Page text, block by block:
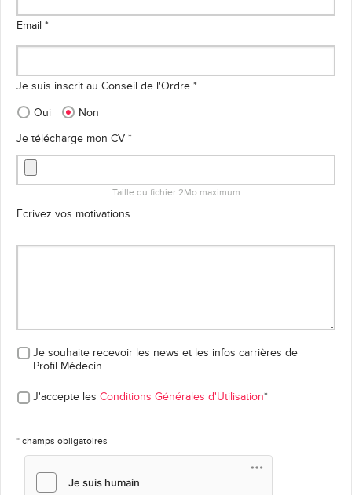
Email *
Je suis inscrit au Conseil de l'Ordre *
Oui
Non
Je télécharge mon CV *
Taille du fichier 2Mo maximum
Ecrivez vos motivations
Je souhaite recevoir les news et les infos carrières de
Profil Médecin
J'accepte les Conditions Générales d'Utilisation*
* champs obligatoires